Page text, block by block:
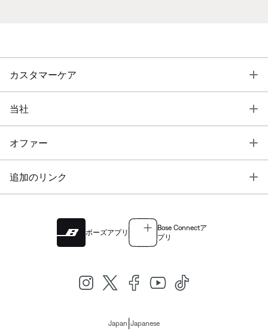
カスタマーケア
当社
オファー
追加のリンク
ボーズアプリ
Bose Connectア
プリ
Japan Japanese